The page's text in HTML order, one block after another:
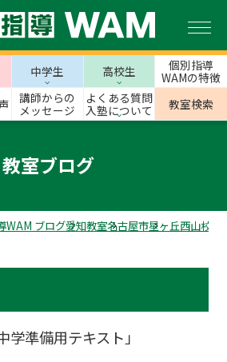
中学生 高校生
個別指導
WAMの特徴
講師からの
メッセージ
よくある質問
入塾について
教室検索
教室ブログ
WAM ブログ愛知教室名古屋市星ヶ丘西山校の
準備用テキスト」